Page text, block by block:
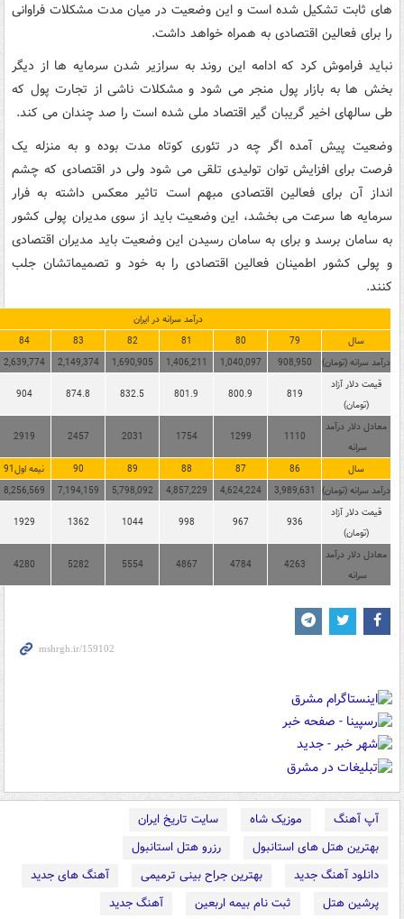
های ثابت تشکیل شده است و این وضعیت در میان مدت مشکلات فراوانی
را برای فعالین اقتصادی به همراه خواهد داشت.
نباید فراموش کرد که ادامه این روند به سرازیر شدن سرمایه ها از دیگر
بخش ها به بازار پول منجر می شود و مشکلات ناشی از تجارت پول که
طی سالهای اخیر گریبان گیر اقتصاد ملی شده است را صد چندان می کند.
وضعیت پیش آمده اگر چه در تئوری کوتاه مدت بوده و به منزله یک
فرصت برای افزایش توان تولیدی تلقی می شود ولی در اقتصادی که چشم
انداز آن برای فعالین اقتصادی مبهم است تاثیر معکس داشته به فرار
سرمایه ها سرعت می بخشد، این وضعیت باید از سوی مدیران پولی کشور
به سامان برسد و برای به سامان رسیدن این وضعیت باید مدیران اقتصادی
و پولی کشور اطمینان فعالین اقتصادی را به خود و تصمیماتشان جلب
کنند.
درآمد سرانه در ایران
سال
79
80
81
82
83
84
درآمد سرانه (تومان)
908,950
1,040,097
1,406,211
1,690,905
2,149,374
2,639,774
قیمت دلار آزاد
(تومان)
819
800.9
801.9
832.5
874.8
904
معادل دلار درآمد
سرانه
1110
1299
1754
2031
2457
2919
سال 86
87
88
89
90
91نیمه اول
درآمد سرانه (تومان) 3,989,631
4,624,224
4,857,229
5,798,092
7,194,159
8,256,569
قیمت دلار آزاد
(تومان)
936
967
998
1044
1362
1929
معادل دلار درآمد
سرانه
4263
4784
4867
5554
5282
4280
آپ آهنگ موزیک شاه
سایت تاریخ ایران
بهترین هتل های استانبول
رزرو هتل استانبول
دانلود آهنگ جدید
بهترین جراح بینی ترمیمی
آهنگ های جدید
پرشین هتل
ثبت نام بیمه اربعین
آهنگ جدید